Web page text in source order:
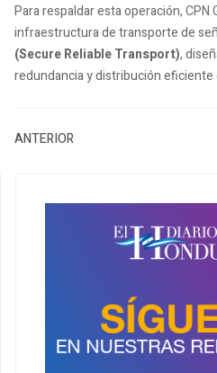
Para respaldar esta operación, CPN
infraestructura de transporte de
(Secure Reliable Transport),
redundancia y distribución
ANTERIOR